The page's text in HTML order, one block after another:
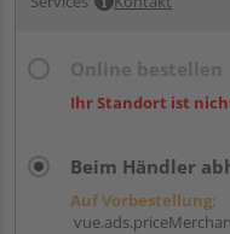
Ihr Standort ist
Beim Händler
Auf Vorbestellung: